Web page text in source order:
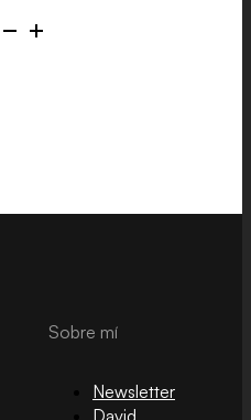
Sobre mí
Newsletter
David